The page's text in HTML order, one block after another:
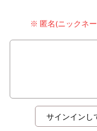
※ 匿名(ニックネ